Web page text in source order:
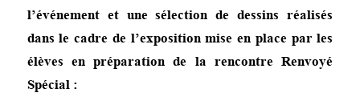
l’événement et une sélection de dessins réalisés
dans le cadre de l’exposition mise en place par les
élèves en préparation de la rencontre Renvoyé
Spécial :